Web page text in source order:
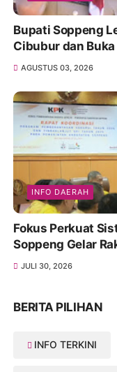
Bupati Soppeng
Cibubur dan
AGUSTUS 03, 2026
INFO DAERAH
Fokus Perkuat
Soppeng Gelar
JULI 30, 2026
BERITA PILIHAN
INFO TERKINI